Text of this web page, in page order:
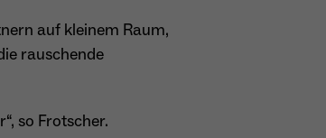
auf kleinem Raum,
rauschende
so Frotscher.